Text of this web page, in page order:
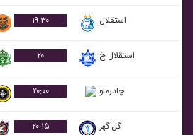
استقلال ۱۹:۳۰
استقلال خ ۲۰
چادرملو ۲۰:۰۰
گل گهر ۲۰:۱۵